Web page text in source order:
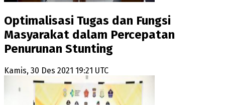
Optimalisasi Tugas dan Fungsi
Masyarakat dalam Percepatan
Penurunan Stunting
Kamis, 30 Des 2021 19:21 UTC